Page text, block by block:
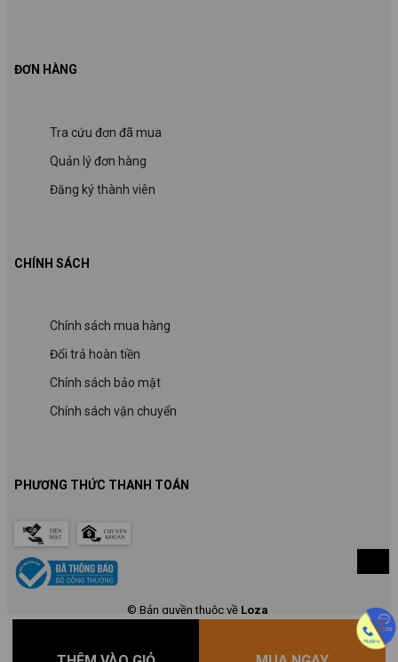
CHÍNH SÁCH
Chính sách mua hàng
Đổi trả hoàn tiền
Chính sách bảo mật
Chính sách vận chuyển
© Bản quyền thuộc về Loza
ĐƠN HÀNG
Tra cứu đơn đã mua
Quản lý đơn hàng
Đăng ký thành viên
PHƯƠNG THỨC THANH TOÁN